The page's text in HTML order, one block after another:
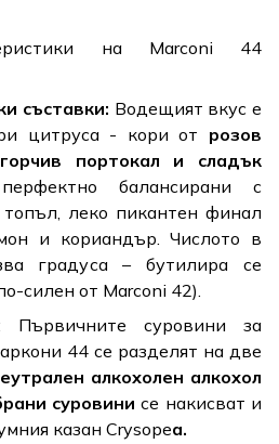
на Marconi 44
съставки: Водещият вкус е
цитруса - кори от розов
портокал и сладък
балансирани с
леко пикантен финал
и кориандър. Числото в
градуса – бутилира се
силен от Marconi 42).
Първичните суровини за
44 се разделят на две
алкохолен алкохол
суровини се накисват и
казан Crysopeа.